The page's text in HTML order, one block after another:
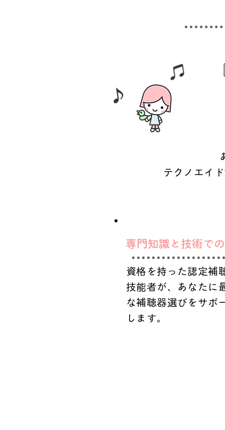
テクノエイ
専門知識と技術で
資格を持った認定補
技能者が、あなたに
な補聴器選びをサポ
します。